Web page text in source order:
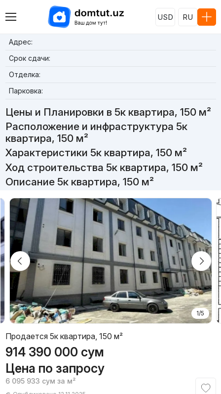
USD RU
Адрес:
Срок сдачи:
Отделка:
Парковка:
Цены и Планировки в 5к квартира, 150 м²
Расположение и инфраструктура 5к
квартира, 150 м²
Характеристики 5к квартира, 150 м²
Ход строительства 5к квартира, 150 м²
Описание 5к квартира, 150 м²
1/5
Продается 5к квартира, 150 м²
914 390 000 сум
Цена по запросу
6 095 933 сум за м²